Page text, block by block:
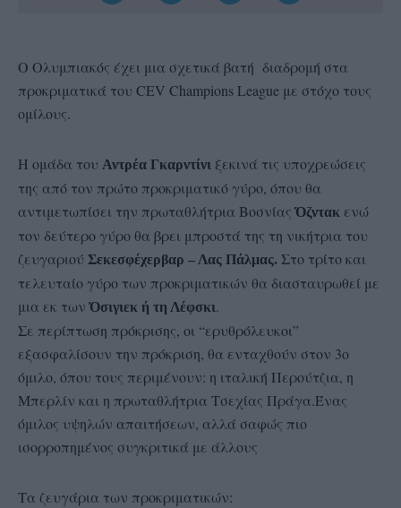
Ο Ολυμπιακός έχει μια σχετικά βατή διαδρομή στα
προκριματικά του CEV Champions League με στόχο τους
ομίλους.
Η ομάδα του Αντρέα Γκαρντίνι ξεκινά τις υποχρεώσεις
της από τον πρώτο προκριματικό γύρο, όπου θα
αντιμετωπίσει την πρωταθλήτρια ΒοσνίαςΌζντακ ενώ
τον δεύτερο γύρο θα βρει μπροστά της τη νικήτρια του
ζευγαριού Σεκεσφέχερβαρ – Λας Πάλμας. Στο τρίτο και
τελευταίο γύρο των προκριματικών θα διασταυρωθεί με
μια εκ τωνΌσιγιεκ ή τη Λέφσκι.
Σε περίπτωση πρόκρισης, οι “ερυθρόλευκοι”
εξασφαλίσουν την πρόκριση, θα ενταχθούν στον 3ο
όμιλο, όπου τους περιμένουν: η ιταλική Περούτζια, η
Μπερλίν και η πρωταθλήτρια Τσεχίας Πράγα.Ένας
όμιλος υψηλών απαιτήσεων, αλλά σαφώς πιο
ισορροπημένος συγκριτικά με άλλους
Τα ζευγάρια των προκριματικών: